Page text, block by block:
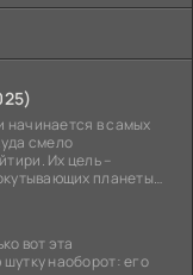
начинается в самых
смело
Их цель –
планеты
вот эта
наоборот: его